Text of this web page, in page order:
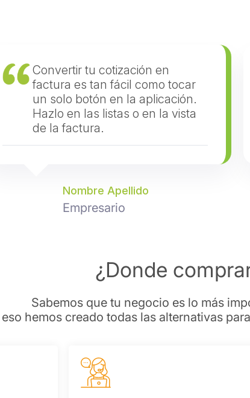
Convertir tu cotización en
factura es tan fácil como tocar
un solo botón en la aplicación.
Hazlo en las listas o en la vista
de la factura.
Nombre Apellido
Empresario
¿Donde
Sabemos que tu negocio es lo más
hemos creado todas las alternativas